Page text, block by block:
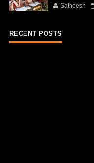
Satheesh
RECENT POSTS